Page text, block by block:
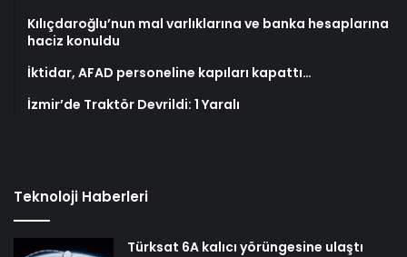
Kılıçdaroğlu’nun mal varlıklarına ve banka hesaplarına
haciz konuldu
İktidar, AFAD personeline kapıları kapattı…
İzmir’de Traktör Devrildi: 1 Yaralı
Teknoloji Haberleri
Türksat 6A kalıcı yörüngesine ulaştı